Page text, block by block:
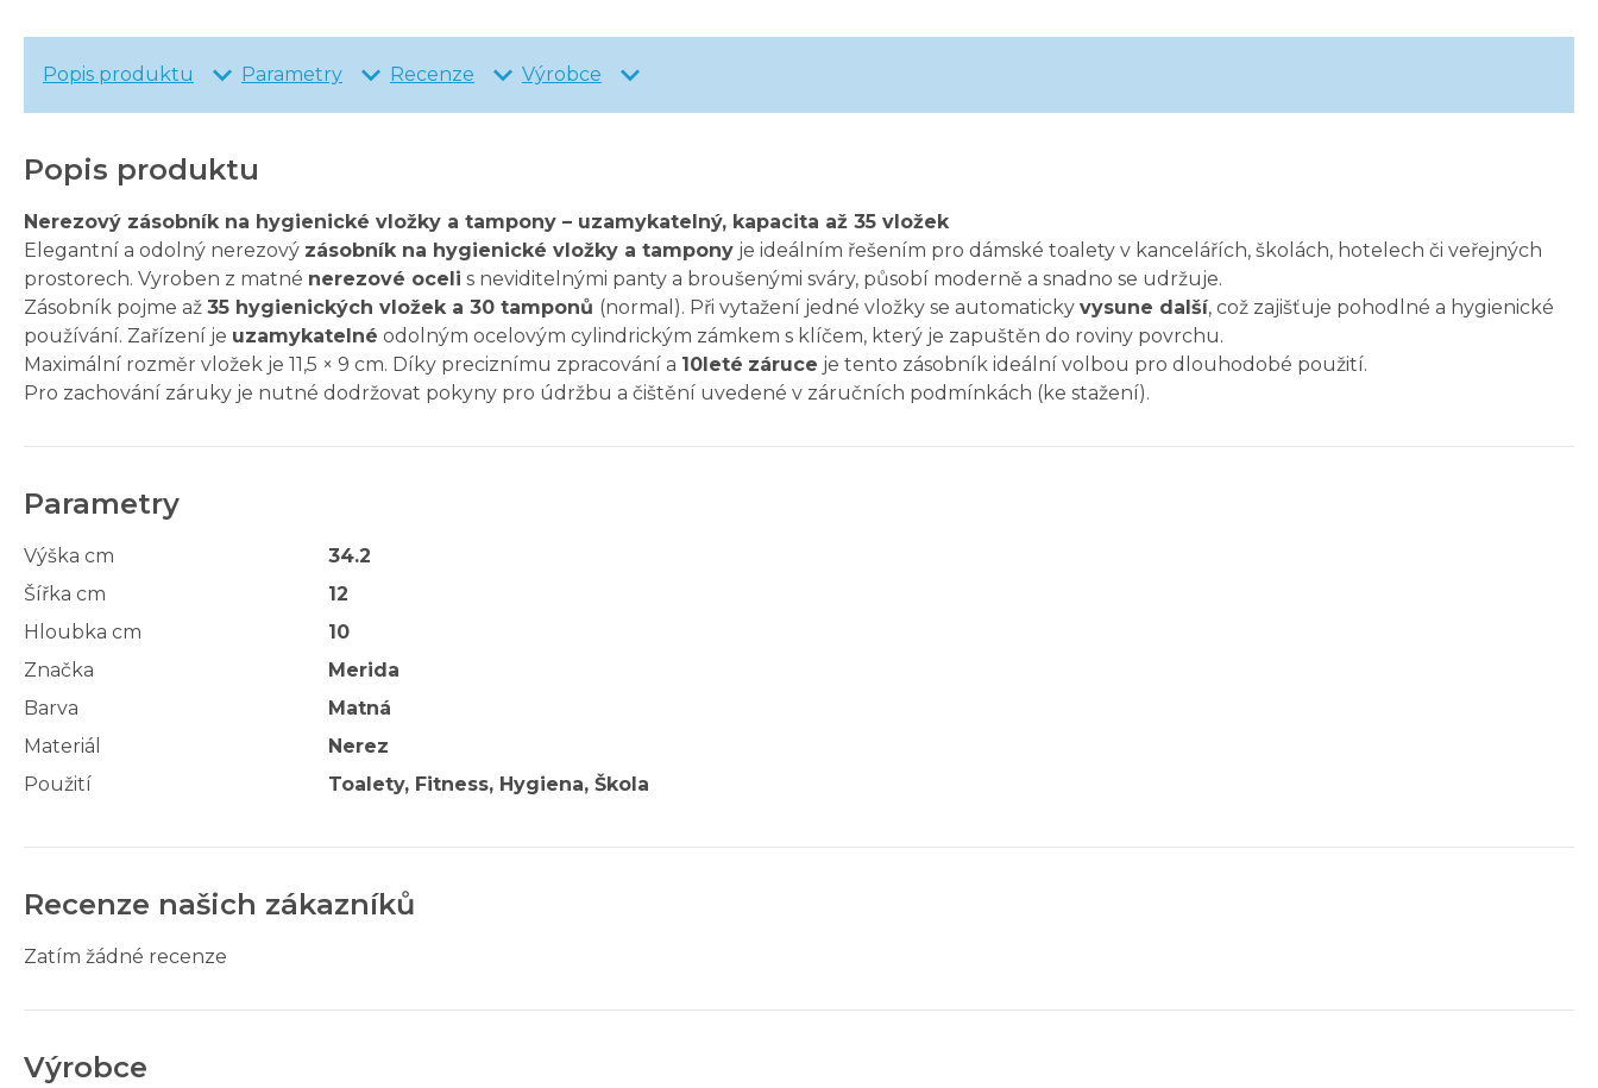
Popis produktu Parametry Recenze Výrobce
Popis produktu
Nerezový zásobník na hygienické vložky a tampony – uzamykatelný, kapacita až 35 vložek
Elegantní a odolný nerezový zásobník na hygienické vložky a tampony je ideálním řešením pro dámské toalety v kancelářích, školách, hotelech či veřejných
prostorech. Vyroben z matné nerezové oceli s neviditelnými panty a broušenými sváry, působí moderně a snadno se udržuje.
Zásobník pojme až 35 hygienických vložek a 30 tamponů (normal). Při vytažení jedné vložky se automaticky vysune další, což zajišťuje pohodlné a hygienické
používání. Zařízení je uzamykatelné odolným ocelovým cylindrickým zámkem s klíčem, který je zapuštěn do roviny povrchu.
Maximální rozměr vložek je 11,5 × 9 cm. Díky preciznímu zpracování a 10leté záruce je tento zásobník ideální volbou pro dlouhodobé použití.
Pro zachování záruky je nutné dodržovat pokyny pro údržbu a čištění uvedené v záručních podmínkách (ke stažení).
Parametry
Výška cm
34.2
Šířka cm
12
Hloubka cm
10
Značka
Merida
Barva
Matná
Materiál
Nerez
Použití
Toalety, Fitness, Hygiena, Škola
Recenze našich zákazníků
Zatím žádné recenze
Výrobce